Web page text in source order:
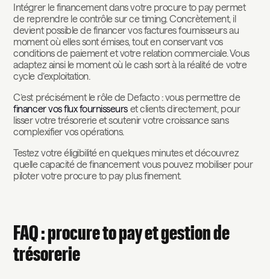
Intégrer le financement dans votre procure to pay permet
de reprendre le contrôle sur ce timing. Concrètement, il
devient possible de financer vos factures fournisseurs au
moment où elles sont émises, tout en conservant vos
conditions de paiement et votre relation commerciale. Vous
adaptez ainsi le moment où le cash sort à la réalité de votre
cycle d’exploitation.
C’est précisément le rôle de Defacto : vous permettre de
financer vos flux fournisseurs et clients directement, pour
lisser votre trésorerie et soutenir votre croissance sans
complexifier vos opérations.
Testez votre éligibilité en quelques minutes et découvrez
quelle capacité de financement vous pouvez mobiliser pour
piloter votre procure to pay plus finement.
FAQ : procure to pay et gestion de
trésorerie